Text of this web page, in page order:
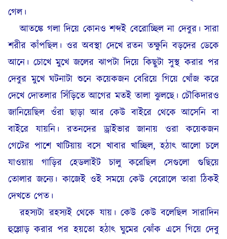
গেল।
আতঙ্কে গলা দিয়ে কোনও শব্দই বেরোচ্ছিল না দেবুর। সারা
শরীর কাঁপছিল। ওর অবস্থা দেখে রতন তক্ষুনি বড়দের ডেকে
আনে। চোখে মুখে জলের ঝাপটা দিয়ে কিছুটা সুস্থ করার পর
দেবুর মুখে ঘটনাটা শুনে কয়েকজন বেরিয়ে গিয়ে খোঁজ করে
দেখে দোতলার সিঁড়িতে আগের মতই তালা ঝুলছে। চৌকিদারও
জানিয়েছিল ওঁরা ছাড়া আর কেউ বাইরে থেকে আসেনি বা
বাইরে যায়নি। রতনদের ড্রাইভার জানায় ওরা কয়েকজন
গেটের পাশে খাটিয়ায় বসে খাবার খাচ্ছিল, হঠাৎ আলো চলে
যাওয়ায় গাড়ির হেডলাইট চালু করেছিল সেগুলো গুছিয়ে
তোলার জন্যে। কাজেই ওই সময়ে কেউ বেরোলে তারা ঠিকই
দেখতে পেত।
রহস্যটা রহস্যই থেকে যায়। কেউ কেউ বলেছিল সারাদিন
হুল্লোড় করার পর হয়তো হঠাৎ ঘুমের ঝোঁক এসে গিয়ে দেবু